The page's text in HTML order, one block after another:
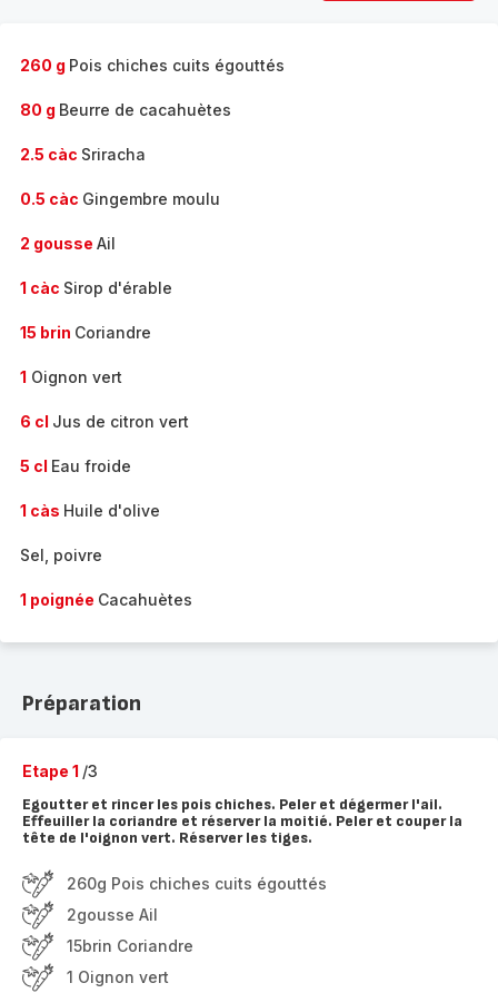
260 g Pois chiches cuits égouttés
80 g Beurre de cacahuètes
2.5 càc Sriracha
0.5 càc Gingembre moulu
2 gousse Ail
1 càc Sirop d'érable
15 brin Coriandre
1 Oignon vert
6 cl Jus de citron vert
5 cl Eau froide
1 càs Huile d'olive
Sel, poivre
1 poignée Cacahuètes
Préparation
Etape 1 /3
Egoutter et rincer les pois chiches. Peler et dégermer l'ail.
Effeuiller la coriandre et réserver la moitié. Peler et couper la
tête de l'oignon vert. Réserver les tiges.
260g Pois chiches cuits égouttés
2gousse Ail
15brin Coriandre
1 Oignon vert